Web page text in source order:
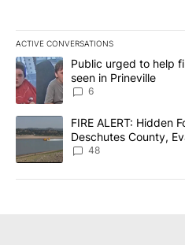
ACTIVE CONVERSATIONS
The following is a list of the
A trending article titled "Public
Public urged to help
seen in Prineville
6
A trending article titled "FIRE
FIRE ALERT: Hidden
Deschutes County,
Implemented
48